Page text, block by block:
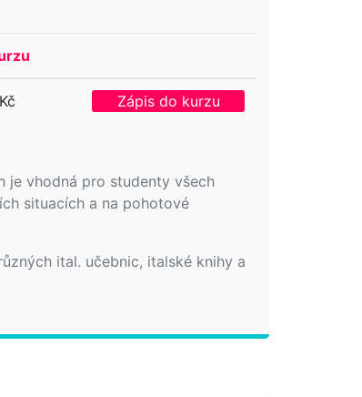
je vhodná pro studenty všech
situacích a na pohotové
ital. učebnic, italské knihy a
Zápis do kurzu